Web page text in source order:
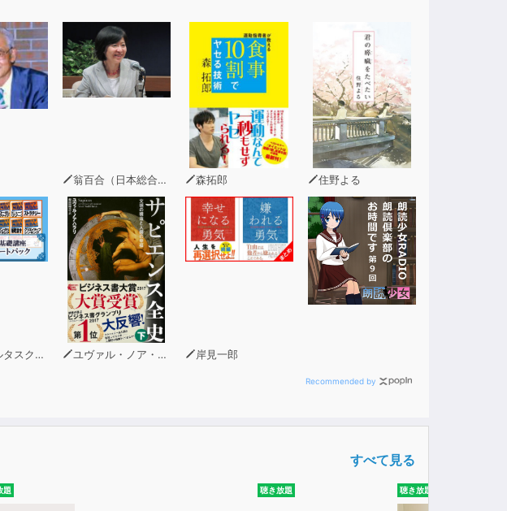
ラム開発室室長、ジャパンタイムズ書籍編集担当などを経て、独
どで、幅広く活躍。明海大学非常勤講師（TOEIC講座担当）、文教
パンタイムズ刊）にて「ヤワらかアタマの英作文教室」連載中。 著
テストで700点を確実にとる』『TOEICテストリスニング徹底攻
ャパンタイムズ、共著）、『初挑戦のTOEICRTEST650点突破トレ
文法』『はじめからやり直すTOEICRTESTやさしい文法レッスン』
。テキスト情報は含まれておりません。
翁百合（日本総合研究所理事） 森拓郎 住野よる
ォース(著) ユヴァル・ノア・ハラリ 岸見一郎
Recommended by
すべて見る
題 聴き放題 聴き放題